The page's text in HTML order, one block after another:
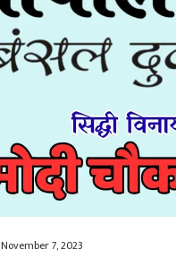
November 7, 2023